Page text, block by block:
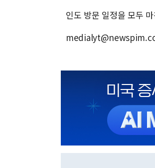
인도 방문 일정을 모두